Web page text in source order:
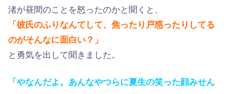
渚が昼間のことを怒ったのかと聞くと、
「彼氏のふりなんてして、焦ったり戸惑ったりしてる
のがそんなに面白い？」
と勇気を出して聞きました。
「やなんだよ。あんなやつらに夏生の笑った顔みせん